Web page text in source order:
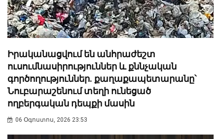
Իրականացվում են անհրաժեշտ
ուսումնասիրություններ և քննչական
գործողություններ. քաղաքապետարանը՝
Նուբարաշենում տեղի ունեցած
ողբերգական դեպքի մասին
06 Օգոստոս, 2026 23:53